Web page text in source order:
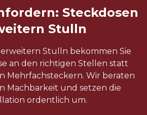
Steckdosen
Stulln
Stulln bekommen Sie
an den richtigen Stellen statt
Mehrfachsteckern. Wir beraten
Machbarkeit und setzen die
ordentlich um.